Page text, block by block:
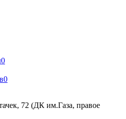
0
0
72 (ДК им.Газа, правое